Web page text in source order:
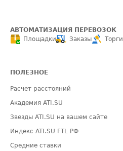
АВТОМАТИЗАЦИЯ ПЕРЕВОЗОК
Площадки
Заказы Торги
ПОЛЕЗНОЕ
Расчет расстояний
Академия ATI.SU
Звезды ATI.SU на вашем сайте
Индекс ATI.SU FTL РФ
Средние ставки